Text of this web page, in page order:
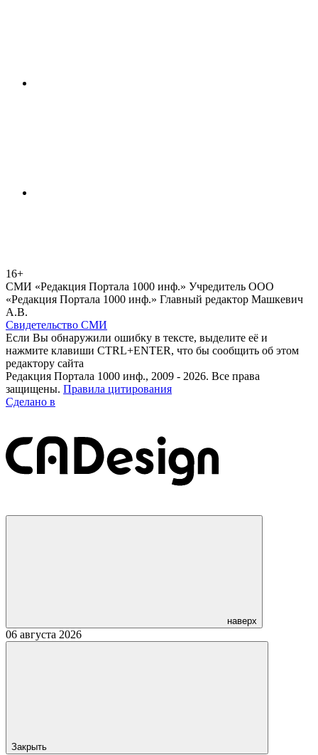
16+
СМИ «Редакция Портала 1000 инф.» Учредитель ООО
«Редакция Портала 1000 инф.» Главный редактор Машкевич
А.В.
Свидетельство СМИ
Если Вы обнаружили ошибку в тексте, выделите её и
нажмите клавиши CTRL+ENTER, что бы сообщить об этом
редактору сайта
Редакция Портала 1000 инф., 2009 - 2026. Все права
защищены. Правила цитирования
Сделано в
наверх
06 августа 2026
Закрыть